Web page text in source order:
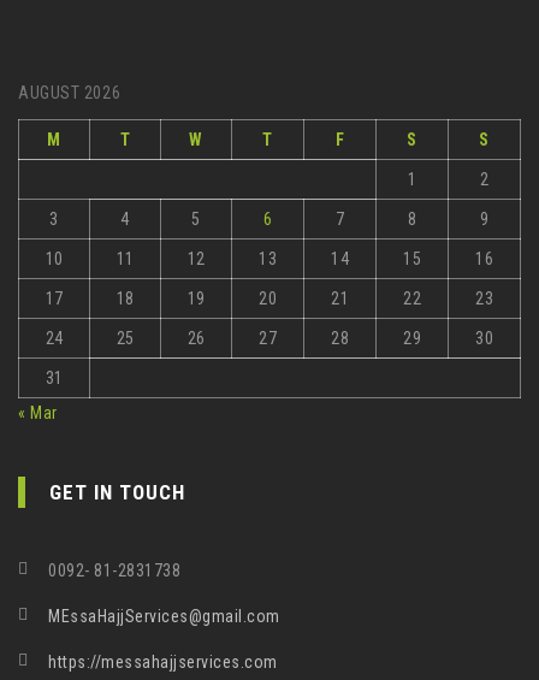
AUGUST 2026
M T W T F S S
1 2
3 4 5 6 7 8 9
10 11 12 13 14 15 16
17 18 19 20 21 22 23
24 25 26 27 28 29 30
31
« Mar
GET IN TOUCH
0092- 81-2831738
MEssaHajjServices@gmail.com
https://messahajjservices.com